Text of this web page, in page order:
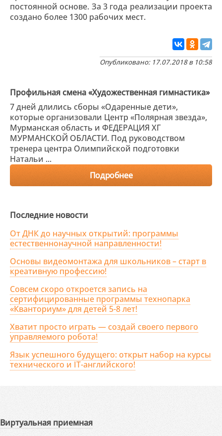
постоянной основе. За 3 года реализации проекта
создано более 1300 рабочих мест.
Опубликовано: 17.07.2018 в 10:58
Профильная смена «Художественная гимнастика»
7 дней длились сборы «Одаренные дети»,
которые организовали Центр «Полярная звезда»,
Мурманская область и ФЕДЕРАЦИЯ ХГ
МУРМАНСКОЙ ОБЛАСТИ. Под руководством
тренера центра Олимпийской подготовки
Натальи ...
Подробнее
Последние новости
От ДНК до научных открытий: программы
естественнонаучной направленности!
Основы видеомонтажа для школьников – старт в
креативную профессию!
Совсем скоро откроется запись на
сертифицированные программы технопарка
«Кванториум» для детей 5-8 лет!
Хватит просто играть — создай своего первого
управляемого робота!
Язык успешного будущего: открыт набор на курсы
технического и IT-английского!
Виртуальная приемная